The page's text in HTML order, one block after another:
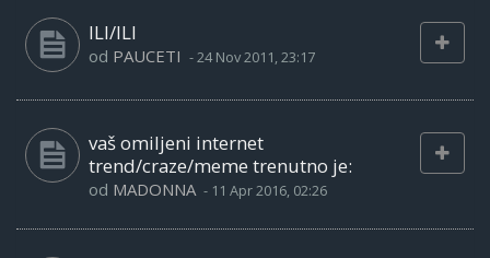
ILI/ILI
od PAUCETI -24 Nov 2011, 23:17
vaš omiljeni internet
trend/craze/meme trenutno je:
od MADONNA - 11 Apr 2016, 02:26